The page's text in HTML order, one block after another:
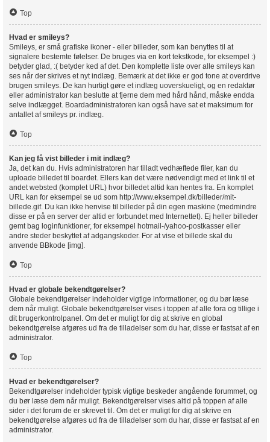
Top
Hvad er smileys?
Smileys, er små grafiske ikoner - eller billeder, som kan benyttes til at
signalere bestemte følelser. De bruges via en kort tekstkode, for eksempel :)
betyder glad, :( betyder ked af det. Den komplette liste over alle smileys kan
ses når der skrives et nyt indlæg. Bemærk at det ikke er god tone at overdrive
brugen smileys. De kan hurtigt gøre et indlæg uoverskueligt, og en redaktør
eller administrator kan beslutte at fjerne dem med hård hånd, måske endda
selve indlægget. Boardadministratoren kan også have sat et maksimum for
antallet af smileys pr. indlæg.
Top
Kan jeg få vist billeder i mit indlæg?
Ja, det kan du. Hvis administratoren har tilladt vedhæftede filer, kan du
uploade billedet til boardet. Ellers kan det være nødvendigt med et link til et
andet websted (komplet URL) hvor billedet altid kan hentes fra. En komplet
URL kan for eksempel se ud som http://www.eksempel.dk/billeder/mit-
billede.gif. Du kan ikke henvise til billeder på din egen maskine (medmindre
disse er på en server der altid er forbundet med Internettet). Ej heller billeder
gemt bag loginfunktioner, for eksempel hotmail-/yahoo-postkasser eller
andre steder beskyttet af adgangskoder. For at vise et billede skal du
anvende BBkode [img].
Top
Hvad er globale bekendtgørelser?
Globale bekendtgørelser indeholder vigtige informationer, og du bør læse
dem når muligt. Globale bekendtgørelser vises i toppen af alle fora og tillige i
dit brugerkontrolpanel. Om det er muligt for dig at skrive en global
bekendtgørelse afgøres ud fra de tilladelser som du har, disse er fastsat af en
administrator.
Top
Hvad er bekendtgørelser?
Bekendtgørelser indeholder typisk vigtige beskeder angående forummet, og
du bør læse dem når muligt. Bekendtgørelser vises altid på toppen af alle
sider i det forum de er skrevet til. Om det er muligt for dig at skrive en
bekendtgørelse afgøres ud fra de tilladelser som du har, disse er fastsat af en
administrator.